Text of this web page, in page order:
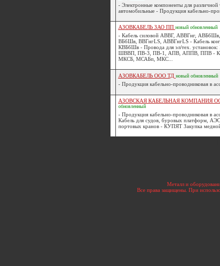
- Электронные компоненты для различной
автомобильные - Продукция кабельно-
АЗОВКАБЕЛЬ ЗАО ПП новый обновленный
- Кабель силовой АВВГ, АВВГнг,
ВБбШв, ВВГнгLS, АВВГнгLS - Кабель
КВБбШв - Провода для эл/тех.
ШВВП, ПВ-3, ПВ-1, АПВ, АППВ, ППВ -
МКСБ, МСАБп, МКС...
АЗОВКАБЕЛЬ ООО ТД новый обновленный
- Продукция кабельно-проводниковая в
АЗОВСКАЯ КАБЕЛЬНАЯ КОМПАНИЯ
обновленный
- Продукция кабельно-проводниковая в
Кабель для судов, буровых платформ,
портовых кранов - КУПЯТ Закупка
Металл и
Все права защищены. При